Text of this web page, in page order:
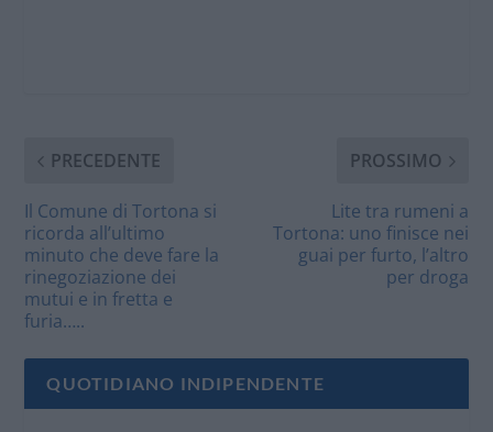
PRECEDENTE
Il Comune di Tortona si
ricorda all’ultimo
minuto che deve fare la
rinegoziazione dei
mutui e in fretta e
furia…..
PROSSIMO
Lite tra rumeni a
Tortona: uno finisce nei
guai per furto, l’altro
per droga
QUOTIDIANO INDIPENDENTE